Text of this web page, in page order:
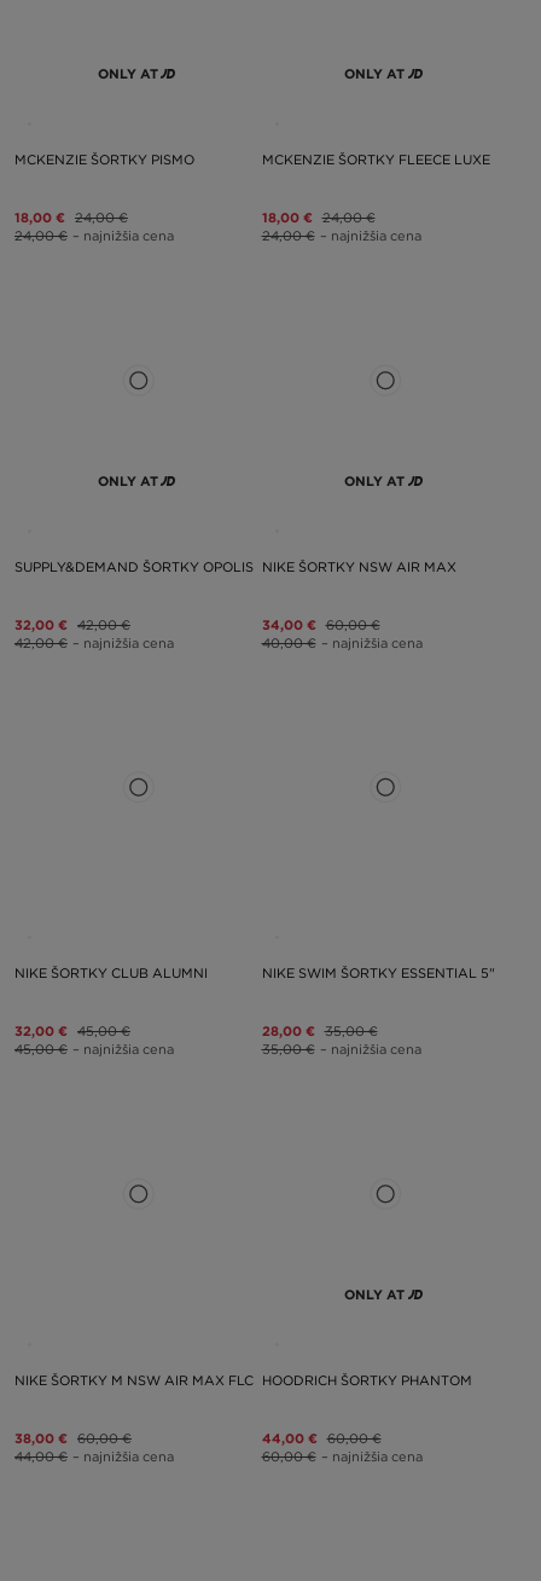
ONLY AT
MCKENZIE ŠORTKY PISMO
18,00 € 24,00 €
24,00 € – najnižšia cena
ONLY AT
MCKENZIE ŠORTKY FLEECE LUXE
18,00 € 24,00 €
24,00 € – najnižšia cena
ONLY AT
SUPPLY&DEMAND ŠORTKY OPOLIS
32,00 € 42,00 €
42,00 € – najnižšia cena
ONLY AT
NIKE ŠORTKY NSW AIR MAX
34,00 € 60,00 €
40,00 € – najnižšia cena
NIKE ŠORTKY CLUB ALUMNI
32,00 € 45,00 €
45,00 € – najnižšia cena
NIKE SWIM ŠORTKY ESSENTIAL 5"
28,00 € 35,00 €
35,00 € – najnižšia cena
NIKE ŠORTKY M NSW AIR MAX FLC
38,00 € 60,00 €
44,00 € – najnižšia cena
ONLY AT
HOODRICH ŠORTKY PHANTOM
44,00 € 60,00 €
60,00 € – najnižšia cena